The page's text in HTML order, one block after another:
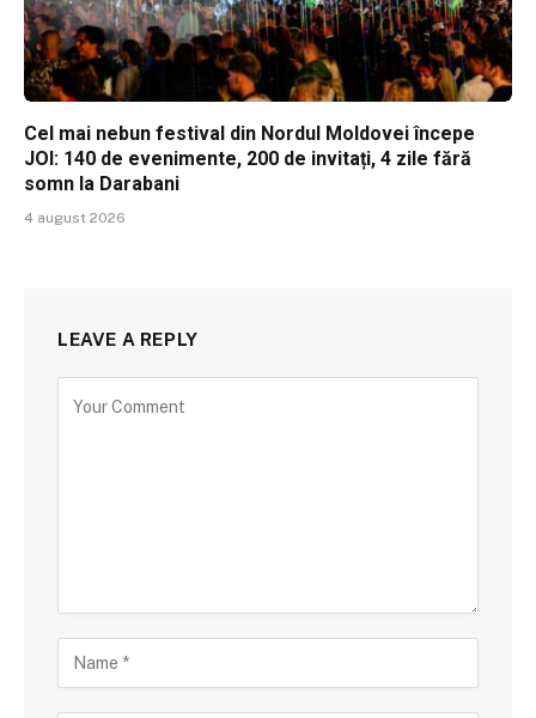
Cel mai nebun festival din Nordul Moldovei începe
JOI: 140 de evenimente, 200 de invitați, 4 zile fără
somn la Darabani
4 august 2026
LEAVE A REPLY